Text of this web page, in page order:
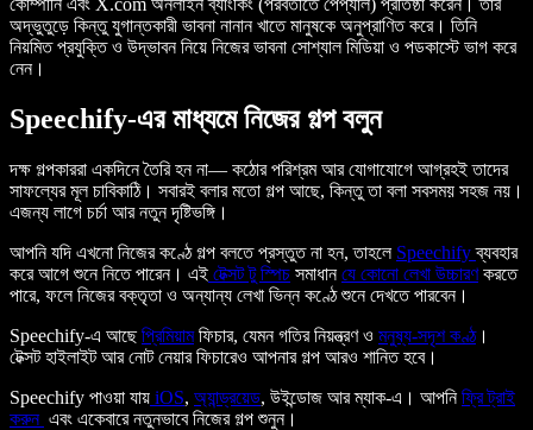
কোম্পানি এবং X.com অনলাইন ব্যাংকিং (পরবর্তীতে পেপ্যাল) প্রতিষ্ঠা করেন। তার
অদ্ভুতুড়ে কিন্তু যুগান্তকারী ভাবনা নানান খাতে মানুষকে অনুপ্রাণিত করে। তিনি
নিয়মিত প্রযুক্তি ও উদ্ভাবন নিয়ে নিজের ভাবনা সোশ্যাল মিডিয়া ও পডকাস্টে ভাগ করে
নেন।
Speechify-এর মাধ্যমে নিজের গল্প বলুন
দক্ষ গল্পকাররা একদিনে তৈরি হন না— কঠোর পরিশ্রম আর যোগাযোগে আগ্রহই তাদের
সাফল্যের মূল চাবিকাঠি। সবারই বলার মতো গল্প আছে, কিন্তু তা বলা সবসময় সহজ নয়।
এজন্য লাগে চর্চা আর নতুন দৃষ্টিভঙ্গি।
আপনি যদি এখনো নিজের কণ্ঠে গল্প বলতে প্রস্তুত না হন, তাহলে Speechifyব্যবহার
করে আগে শুনে নিতে পারেন। এই টেক্সট টু স্পিচ সমাধানযে কোনো লেখা উচ্চারণকরতে
পারে, ফলে নিজের বক্তৃতা ও অন্যান্য লেখা ভিন্ন কণ্ঠে শুনে দেখতে পারবেন।
Speechify-এ আছেপ্রিমিয়ামফিচার, যেমন গতির নিয়ন্ত্রণ ও মনুষ্য-সদৃশ কণ্ঠ।
টেক্সট হাইলাইট আর নোট নেয়ার ফিচারেও আপনার গল্প আরও শানিত হবে।
Speechify পাওয়া যায় iOS, অ্যান্ড্রয়েড, উইন্ডোজ আর ম্যাক-এ। আপনিফ্রি ট্রাই
করুন এবং একেবারে নতুনভাবে নিজের গল্প শুনুন।